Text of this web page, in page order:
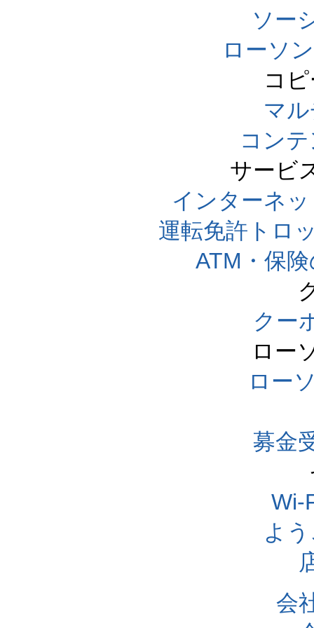
ソー
ローソ
コ
マ
コン
サービ
インターネ
運転免許トロ
ATM・保
クー
ロー
ロー
募金
Wi-
よ
会